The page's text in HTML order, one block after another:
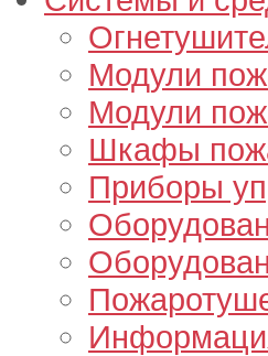
Модули
Модули
Шкафы
Приборы